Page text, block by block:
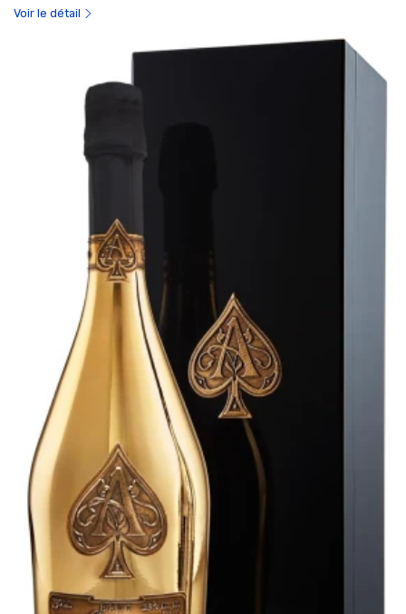
Voir le détail